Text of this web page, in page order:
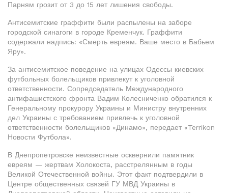
Парням грозит от 3 до 15 лет лишения свободы.
Антисемитские граффити были распылены на заборе
городской синагоги в городе Кременчук. Граффити
содержали надпись: «Смерть евреям. Ваше место в Бабьем
Яру».
За антисемитское поведение на улицах Одессы киевских
футбольных болельщиков привлекут к уголовной
ответственности. Сопредседатель Международного
антифашистского фронта Вадим Колесниченко обратился к
Генеральному прокурору Украины и Министру внутренних
дел Украины с требованием привлечь к уголовной
ответственности болельщиков «Динамо», передает «Terrikon
Новости Футбола».
В Днепропетровске неизвестные осквернили памятник
евреям — жертвам Холокоста, расстрелянным в годы
Великой Отечественной войны. Этот факт подтвердили в
Центре общественных связей ГУ МВД Украины в